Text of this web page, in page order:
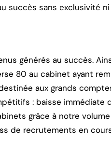
succès sans exclusivité ni
générés au succès.
80 au cabinet ayant
aux grands
: baisse immédiate
grâce à notre
de recrutements en